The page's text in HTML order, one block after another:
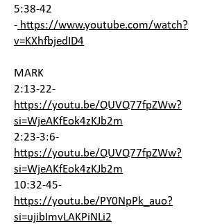
5:38-42
- https://www.youtube.com/watch?
v=KXhfbjedID4
MARK
2:13-22-
https://youtu.be/QUVQ77fpZWw?
si=WjeAKfEok4zKJb2m
2:23-3:6-
https://youtu.be/QUVQ77fpZWw?
si=WjeAKfEok4zKJb2m
10:32-45-
https://youtu.be/PY0NpPk_auo?
si=ujibImvLAKPiNLi2